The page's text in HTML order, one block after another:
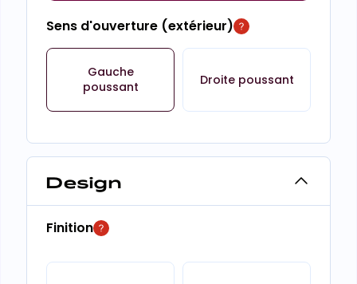
Sens d'ouverture (extérieur)
Gauche
poussant
Droite poussant
Design
Finition